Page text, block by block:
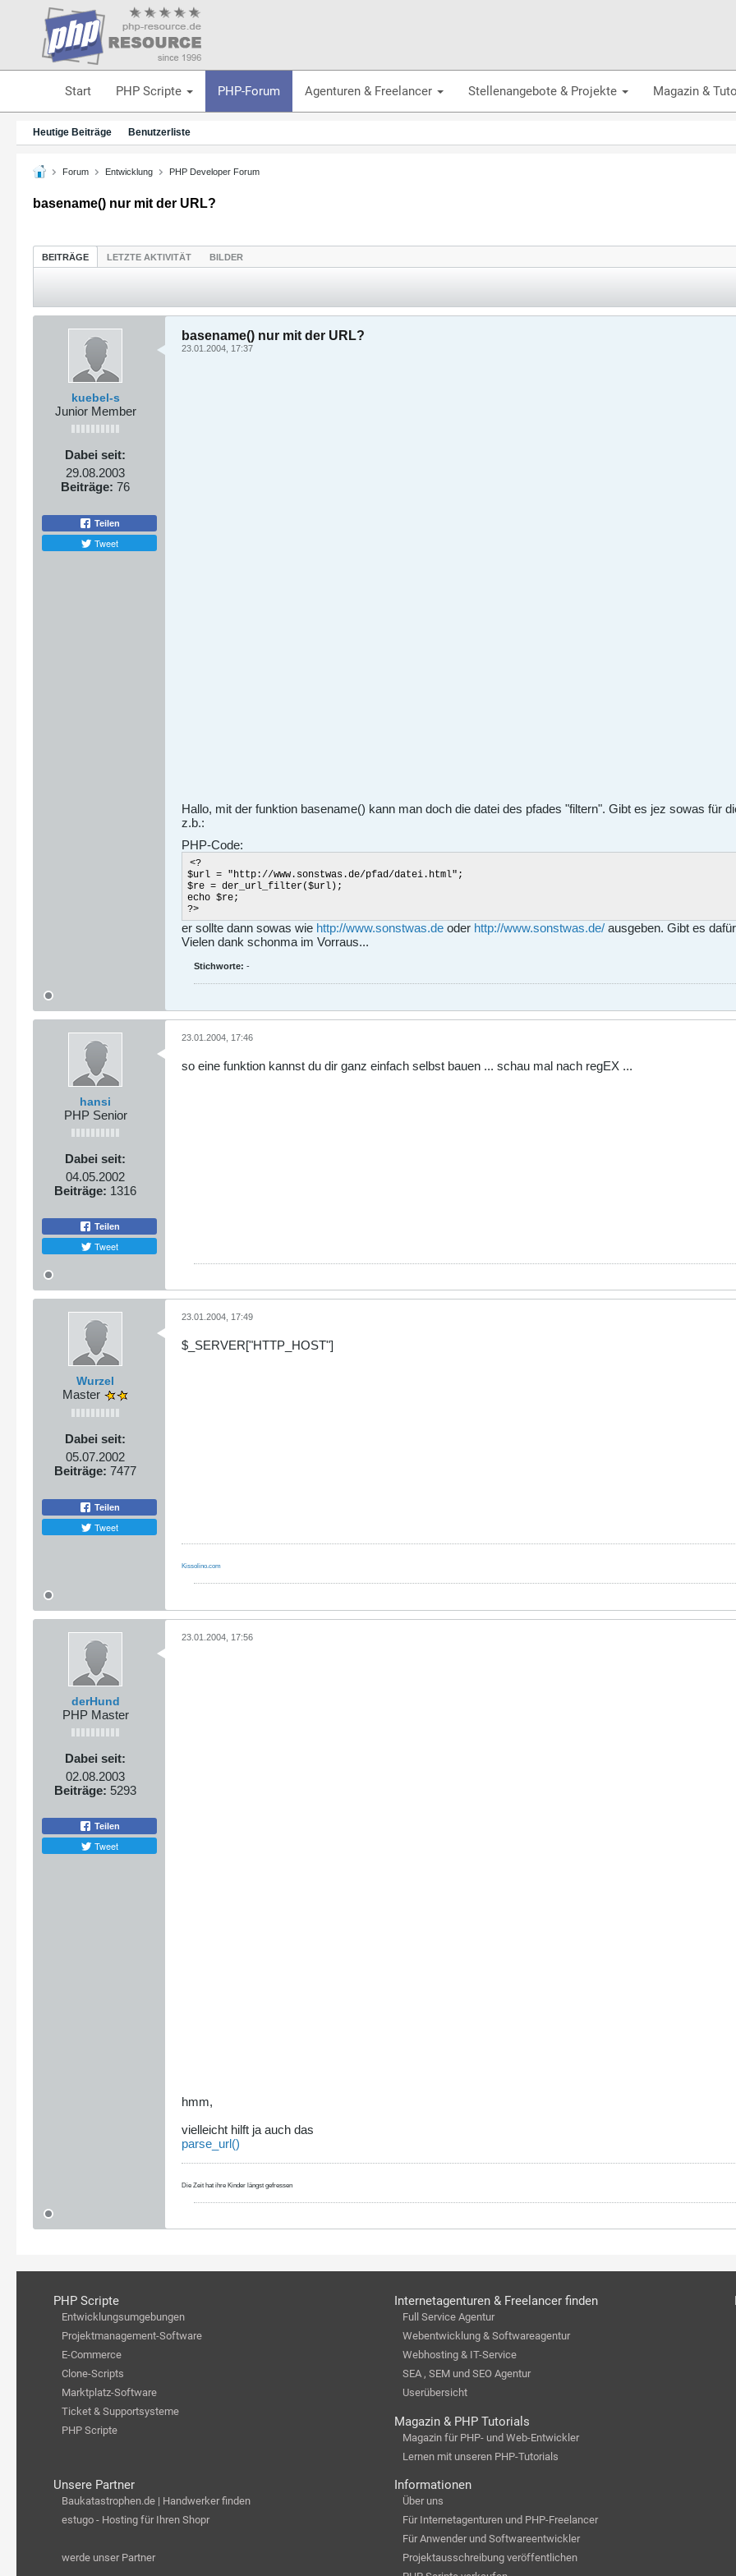
Start PHP Scripte PHP-Forum Agenturen & Freelancer Stellenangebote & Projekte Magazin &
Heutige Beiträge Benutzerliste
Forum Entwicklung PHP Developer Forum
basename() nur mit der URL?
BEITRÄGE LETZTE AKTIVITÄT BILDER
kuebel-s
Junior Member
Dabei seit:
29.08.2003
Beiträge: 76
Teilen
Tweet
basename() nur mit der URL?
23.01.2004, 17:37
Hallo, mit der funktion basename() kann man doch die datei des pfades "filtern". Gibt es jez sowas für
z.b.:
PHP-Code:
<?
$url = "http://www.sonstwas.de/pfad/datei.html";
$re = der_url_filter($url);
echo $re;
?>
er sollte dann sowas wie http://www.sonstwas.de oder http://www.sonstwas.de/ ausgeben. Gibt es
Vielen dank schonma im Vorraus...
Stichworte: -
hansi
PHP Senior
Dabei seit:
04.05.2002
Beiträge: 1316
Teilen
Tweet
23.01.2004, 17:46
so eine funktion kannst du dir ganz einfach selbst bauen ... schau mal nach regEX ...
Wurzel
Master
Dabei seit:
05.07.2002
Beiträge: 7477
Teilen
Tweet
23.01.2004, 17:49
$_SERVER["HTTP_HOST"]
Kissolino.com
derHund
PHP Master
Dabei seit:
02.08.2003
Beiträge: 5293
Teilen
Tweet
23.01.2004, 17:56
hmm,
vielleicht hilft ja auch das
parse_url()
Die Zeit hat ihre Kinder längst gefressen
PHP Scripte
Entwicklungsumgebungen
Projektmanagement-Software
E-Commerce
Clone-Scripts
Marktplatz-Software
Ticket & Supportsysteme
PHP Scripte
Internetagenturen & Freelancer finden
Full Service Agentur
Webentwicklung & Softwareagentur
Webhosting & IT-Service
SEA , SEM und SEO Agentur
Userübersicht
Magazin & PHP Tutorials
Magazin für PHP- und Web-Entwickler
Lernen mit unseren PHP-Tutorials
Unsere Partner
Baukatastrophen.de | Handwerker finden
estugo - Hosting für Ihren Shopr
werde unser Partner
Informationen
Über uns
Für Internetagenturen und PHP-Freelancer
Für Anwender und Softwareentwickler
Projektausschreibung veröffentlichen